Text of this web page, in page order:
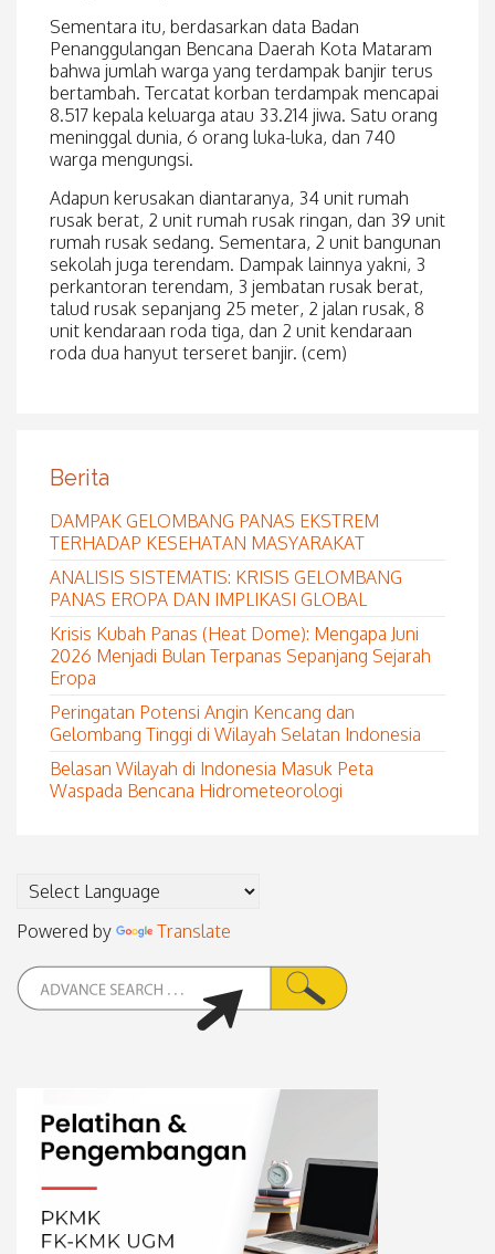
Sementara itu, berdasarkan data Badan
Penanggulangan Bencana Daerah Kota Mataram
bahwa jumlah warga yang terdampak banjir terus
bertambah. Tercatat korban terdampak mencapai
8.517 kepala keluarga atau 33.214 jiwa. Satu orang
meninggal dunia, 6 orang luka-luka, dan 740
warga mengungsi.
Adapun kerusakan diantaranya, 34 unit rumah
rusak berat, 2 unit rumah rusak ringan, dan 39 unit
rumah rusak sedang. Sementara, 2 unit bangunan
sekolah juga terendam. Dampak lainnya yakni, 3
perkantoran terendam, 3 jembatan rusak berat,
talud rusak sepanjang 25 meter, 2 jalan rusak, 8
unit kendaraan roda tiga, dan 2 unit kendaraan
roda dua hanyut terseret banjir. (cem)
Berita
DAMPAK GELOMBANG PANAS EKSTREM
TERHADAP KESEHATAN MASYARAKAT
ANALISIS SISTEMATIS: KRISIS GELOMBANG
PANAS EROPA DAN IMPLIKASI GLOBAL
Krisis Kubah Panas (Heat Dome): Mengapa Juni
2026 Menjadi Bulan Terpanas Sepanjang Sejarah
Eropa
Peringatan Potensi Angin Kencang dan
Gelombang Tinggi di Wilayah Selatan Indonesia
Belasan Wilayah di Indonesia Masuk Peta
Waspada Bencana Hidrometeorologi
Powered by Translate